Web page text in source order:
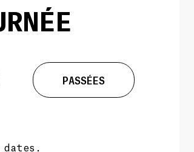
PASSÉES
dates.